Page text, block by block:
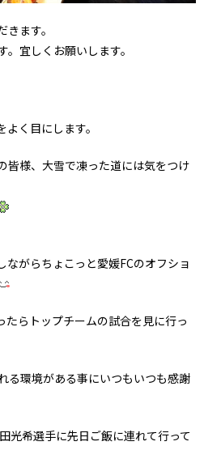
ます。
。宜しくお願いします。
く目にします。
皆様、大雪で凍った道には気をつけ
ながらちょこっと愛媛FCのオフショ
たらトップチームの試合を見に行っ
る環境がある事にいつもいつも感謝
光希選手に先日ご飯に連れて行って